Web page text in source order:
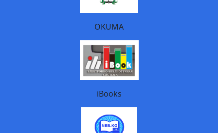
OKUMA
iBooks